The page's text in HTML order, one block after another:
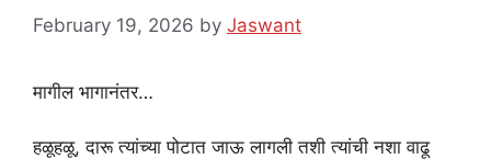
February 19, 2026 by Jaswant
मागील भागानंतर…
हळूहळू, दारू त्यांच्या पोटात जाऊ लागली तशी त्यांची नशा वाढू